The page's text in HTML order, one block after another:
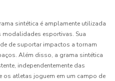
sintética é amplamente utilizada
modalidades esportivas. Sua
de suportar impactos a tornam
Além disso, a grama sintética
independentemente das
atletas joguem em um campo de